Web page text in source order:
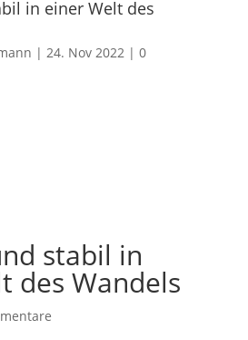
in einer Welt des
| 24. Nov 2022| 0
stabil in
des Wandels